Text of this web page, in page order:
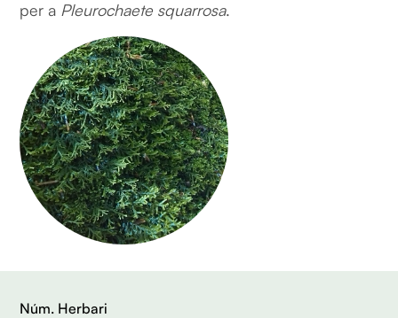
per a Pleurochaete squarrosa.
Núm. Herbari